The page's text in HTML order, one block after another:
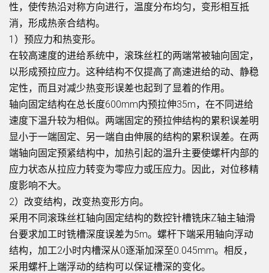
性，使传热沿对称方向进行，温度分布均匀，变形相互抵
消，形成热亲合结构。
1）预应力和热变形。
在较高速度的进给系统中，滚珠丝杠的两端常被轴向固定，
以形成预拉应力。这种结构不仅提高了高速进给的动、静稳
定性，而且对减少热变形误差也起到了显着的作用。
轴向固定结构在总长度600mm内预拉伸35m，在不同进给
速度下温升较为相似。两端固定的预拉伸结构的累积误差明
显小于一端固定、另一端自由伸展的结构的累积误差。在两
端轴向固定预紧结构中，加热引起的温升主要使螺杆内部的
应力状态从拉应力转变为零应力或压应力。因此，对位移精
度影响不大。
2）改变结构，改变热变形方向。
采用不同滚珠丝杠轴向固定结构的数控针槽铣床Z轴主轴滑
台要求加工时铣槽深度误差为5m。螺杆下端采用轴向浮动
结构，加工2小时内槽深从0逐渐加深至0.045mm。相反，
采用螺杆上端浮动的结构可以保证槽深的变化。